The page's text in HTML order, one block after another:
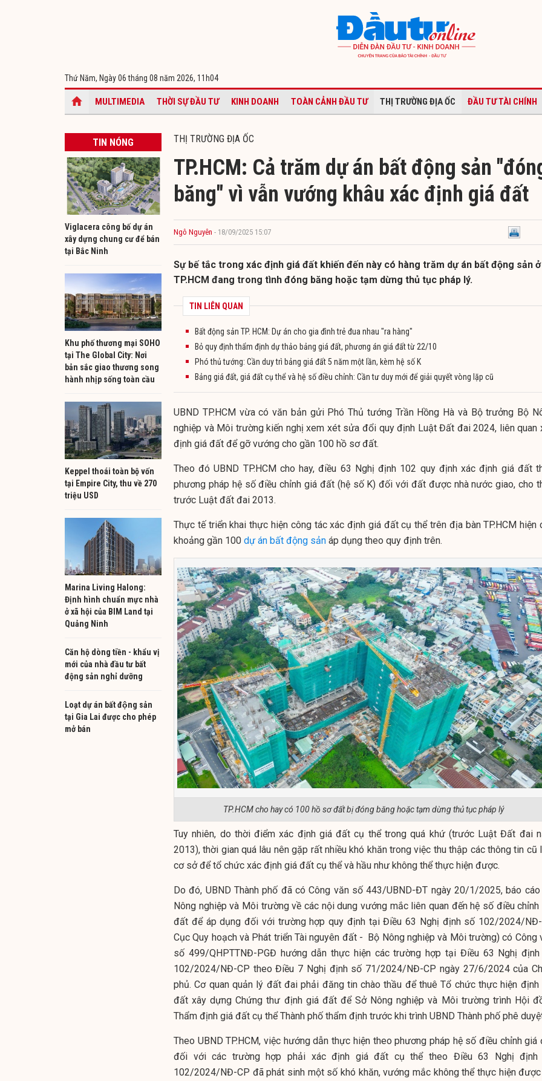
Thứ Năm, Ngày 06 tháng 08 năm 2026, 11h04
MULTIMEDIA THỜI SỰ ĐẦU TƯ KINH DOANH TOÀN CẢNH ĐẦU TƯ THỊ TRƯỜNG ĐỊA ỐC ĐẦU TƯ TÀI CHÍNH
TIN NÓNG
Viglacera công bố dự án
xây dựng chung cư để bán
tại Bắc Ninh
Khu phố thương mại SOHO
tại The Global City: Nơi
bản sắc giao thương song
hành nhịp sống toàn cầu
Keppel thoái toàn bộ vốn
tại Empire City, thu về 270
triệu USD
Marina Living Halong:
Định hình chuẩn mực nhà
ở xã hội của BIM Land tại
Quảng Ninh
Căn hộ dòng tiền - khẩu vị
mới của nhà đầu tư bất
động sản nghỉ dưỡng
Loạt dự án bất động sản
tại Gia Lai được cho phép
mở bán
THỊ TRƯỜNG ĐỊA ỐC
TP.HCM: Cả trăm dự án bất động sản
băng" vì vẫn vướng khâu xác định giá đất
Ngô Nguyên - 18/09/2025 15:07
Sự bế tắc trong xác định giá đất khiến đến này có hàng trăm dự án bất động sản ở
TP.HCM đang trong tình đóng băng hoặc tạm dừng thủ tục pháp lý.
TIN LIÊN QUAN
Bất động sản TP. HCM: Dự án cho gia đình trẻ đua nhau "ra hàng"
Bỏ quy định thẩm định dự thảo bảng giá đất, phương án giá đất từ 22/10
Phó thủ tướng: Cần duy trì bảng giá đất 5 năm một lần, kèm hệ số K
Bảng giá đất, giá đất cụ thể và hệ số điều chỉnh: Cần tư duy mới để giải quyết vòng lặp cũ
UBND TP.HCM vừa có văn bản gửi Phó Thủ tướng Trần Hồng Hà và Bộ trưởng Bộ
nghiệp và Môi trường kiến nghị xem xét sửa đổi quy định Luật Đất đai 2024, liên quan
định giá đất để gỡ vướng cho gần 100 hồ sơ đất.
Theo đó UBND TP.HCM cho hay, điều 63 Nghị định 102 quy định xác định giá đất
phương pháp hệ số điều chỉnh giá đất (hệ số K) đối với đất được nhà nước giao, cho
trước Luật đất đai 2013.
Thực tế triển khai thực hiện công tác xác định giá đất cụ thể trên địa bàn TP.HCM hiện
khoảng gần 100 dự án bất động sản áp dụng theo quy định trên.
TP.HCM cho hay có 100 hồ sơ đất bị đóng băng hoặc tạm dừng thủ tục pháp lý
Tuy nhiên, do thời điểm xác định giá đất cụ thể trong quá khứ (trước Luật Đất đai
2013), thời gian quá lâu nên gặp rất nhiều khó khăn trong việc thu thập các thông tin cũ
cơ sở để tổ chức xác định giá đất cụ thể và hầu như không thể thực hiện được.
Do đó, UBND Thành phố đã có Công văn số 443/UBND-ĐT ngày 20/1/2025, báo
Nông nghiệp và Môi trường về các nội dung vướng mắc liên quan đến hệ số điều chỉnh
đất để áp dụng đối với trường hợp quy định tại Điều 63 Nghị định số 102/2024/NĐ-
Cục Quy hoạch và Phát triển Tài nguyên đất - Bộ Nông nghiệp và Môi trường) có Công
số 499/QHPTTNĐ-PGĐ hướng dẫn thực hiện các trường hợp tại Điều 63 Nghị
102/2024/NĐ-CP theo Điều 7 Nghị định số 71/2024/NĐ-CP ngày 27/6/2024 của
phủ. Cơ quan quản lý đất đai phải đăng tin chào thầu để thuê Tổ chức thực hiện định
đất xây dựng Chứng thư định giá đất để Sở Nông nghiệp và Môi trường trình Hội
Thẩm định giá đất cụ thể Thành phố thẩm định trước khi trình UBND Thành phố phê
Theo UBND TP.HCM, việc hướng dẫn thực hiện theo phương pháp hệ số điều chỉnh giá
đối với các trường hợp phải xác định giá đất cụ thể theo Điều 63 Nghị định
102/2024/NĐ-CP đã phát sinh một số khó khăn, vướng mắc không thể thực hiện